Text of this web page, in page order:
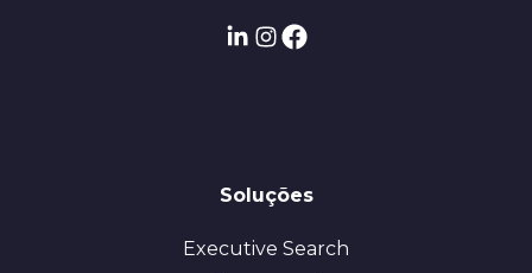
Soluções
Executive Search